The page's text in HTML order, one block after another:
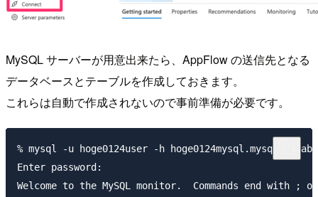
MySQL サーバーが用意出来たら、AppFlow の送信先となる
データベースとテーブルを作成しておきます。
これらは自動で作成されないので事前準備が必要です。
% mysql -u hoge0124user -h
Enter password:
Welcome to the MySQL monitor.  Commands end with ;